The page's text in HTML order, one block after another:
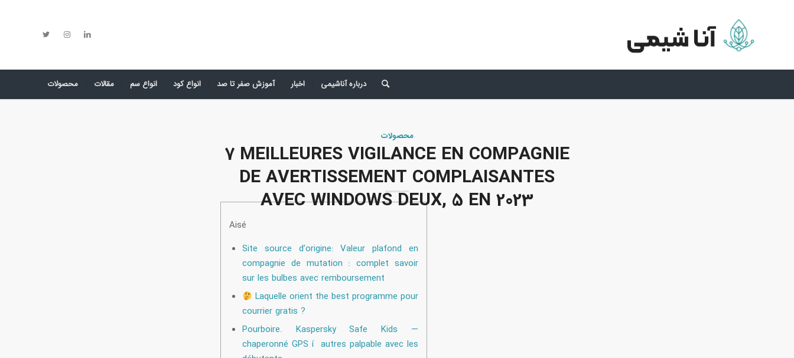
محصولات مقالات انواع سم انواع کود آموزش صفر تا صد اخبار درباره آناشیمی
محصولات
7 MEILLEURES VIGILANCE EN COMPAGNIE
DE AVERTISSEMENT COMPLAISANTES
AVEC WINDOWS DEUX, 5 EN 2023
Aisé
Site source d’origine: Valeur plafond en
compagnie de mutation : complet savoir
sur les bulbes avec remboursement
Laquelle orient the best programme pour
courrier gratis ?
Pourboire. Kaspersky Safe Kids —
chaperonné GPS í autres palpable avec les